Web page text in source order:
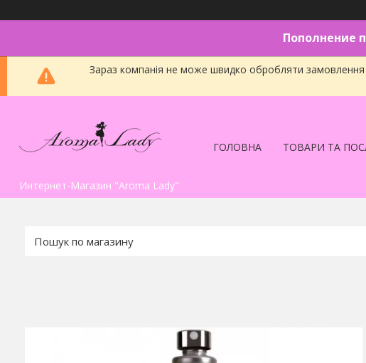
Пополнение
Зараз компанія не може швидко обробляти замовлення
Интернет-Магазин "Aroma Lady"
ГОЛОВНА ТОВАРИ ТА